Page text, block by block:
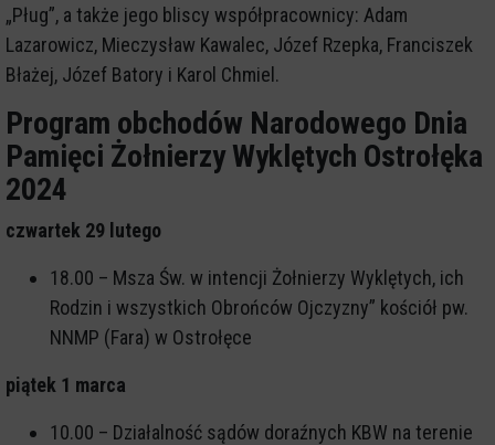
„Pług”, a także jego bliscy współpracownicy: Adam
Lazarowicz, Mieczysław Kawalec, Józef Rzepka, Franciszek
Błażej, Józef Batory i Karol Chmiel.
Program obchodów Narodowego Dnia
Pamięci Żołnierzy Wyklętych Ostrołęka
2024
czwartek 29 lutego
18.00 – Msza Św. w intencji Żołnierzy Wyklętych, ich
Rodzin i wszystkich Obrońców Ojczyzny” kościół pw.
NNMP (Fara) w Ostrołęce
piątek 1 marca
10.00 – Działalność sądów doraźnych KBW na terenie